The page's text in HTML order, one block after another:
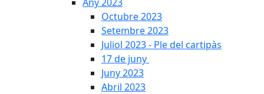
Octubre 2023
Setembre 2023
Juliol 2023 - Ple del cartipàs
17 de juny
Juny 2023
Abril 2023